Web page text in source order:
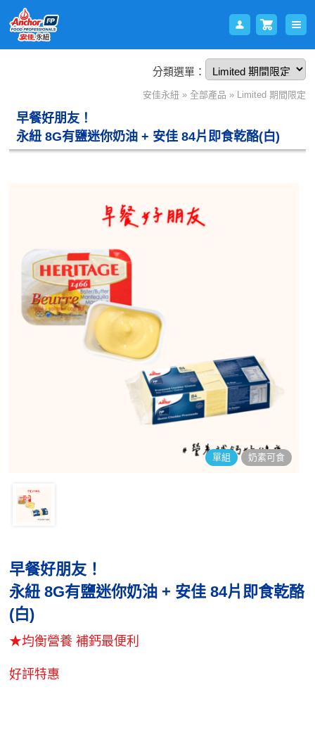
分類選單：
安佳永紐» 全部產品 » Limited 期間限定
早餐好朋友！
永紐 8G有鹽迷你奶油 + 安佳 84片即食乾酪(白)
單組 奶素可食
早餐好朋友！
永紐 8G有鹽迷你奶油 + 安佳 84片即食乾酪
(白)
★均衡營養 補鈣最便利
好評特惠